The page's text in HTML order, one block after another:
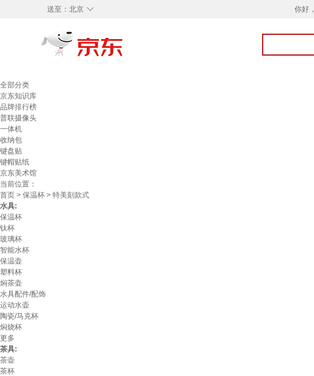
◇
送至： 北京 你好，
全部分类
京东知识库
品牌排行榜
普联摄像头
一体机
收纳包
键盘贴
键帽贴纸
京东美术馆
当前位置：
首页 > 保温杯 > 特美刻款式
水具:
保温杯
钛杯
玻璃杯
智能水杯
保温壶
塑料杯
焖茶壶
水具配件/配饰
运动水壶
陶瓷/马克杯
焖烧杯
更多
茶具:
茶壶
茶杯